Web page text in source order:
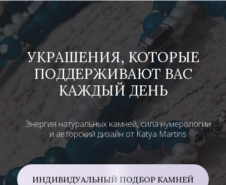
УКРАШЕНИЯ, КОТОРЫЕ
ПОДДЕРЖИВАЮТ ВАС
КАЖДЫЙ ДЕНЬ
Энергия натуральных камней, сила нумерологии
и авторский дизайн от Katya Martins
ИНДИВИДУАЛЬНЫЙ ПОДБОР КАМНЕЙ